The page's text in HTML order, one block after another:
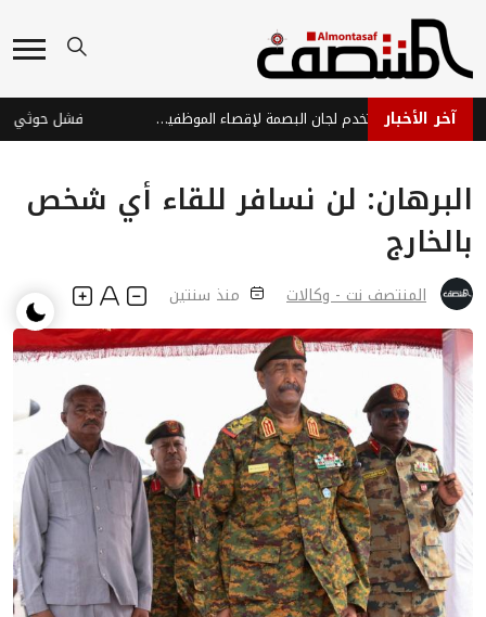
آخر الأخبار مليشيا الحوثي تستخدم لجان البصمة لإقصاء الموظفين وتوظيف عناصرها
البرهان: لن نسافر للقاء أي شخص
بالخارج
المنتصف نت - وكالات منذ سنتين